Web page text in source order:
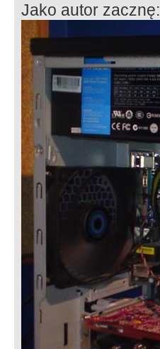
Jako autor zacznę: